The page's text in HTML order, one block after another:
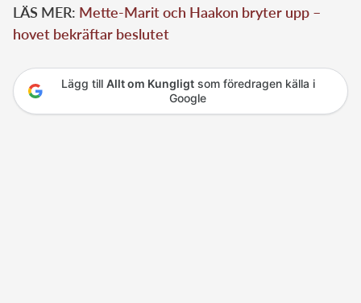
LÄS MER: Mette-Marit och Haakon bryter upp –
hovet bekräftar beslutet
Lägg till Allt om Kungligtsom föredragen källa i
Google